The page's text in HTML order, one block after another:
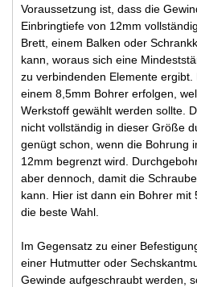
Voraussetzung ist, dass die
Einbringtiefe von 12mm
Brett, einem Balken oder
kann, woraus sich eine
zu verbindenden Elemente
einem 8,5mm Bohrer erfolgen,
Werkstoff gewählt werden sollte.
nicht vollständig in dieser Größe
genügt schon, wenn die Bohrung
12mm begrenzt wird.
aber dennoch, damit die
kann. Hier ist dann ein Bohrer
die beste Wahl.
Im Gegensatz zu einer
einer Hutmutter oder
Gewinde aufgeschraubt werden,